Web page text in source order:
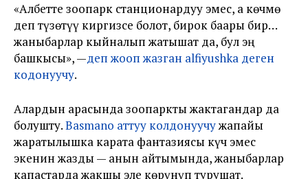
«Албетте зоопарк станционардуу эмес, а көчмө
деп түзөтүү киргизсе болот, бирок баары бир…
жаныбарлар кыйналып жатышат да, бул эң
башкысы», —деп жооп жазган alfiyushkа деген
кодонуучу.
Алардын арасында зоопаркты жактагандар да
болушту.Basmano аттуу колдонуучужапайы
жаратылышка карата фантазиясы күч эмес
экенин жазды — анын айтымында, жаныбарлар
капастарда жакшы эле көрүнүп турушат.